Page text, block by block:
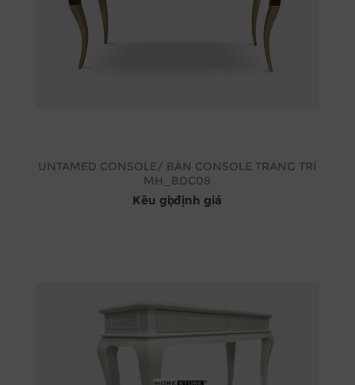
UNTAMED CONSOLE/ BÀN CONSOLE TRANG TRÍ
MH_BDC08
Kêu gọi định giá